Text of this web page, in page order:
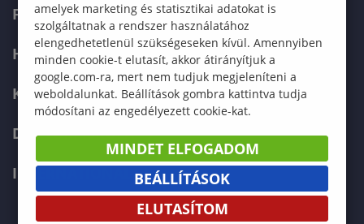
FELVÉTELIZŐKNEK
HALLGATÓKNAK
KÉPZÉSEK
DOKTORI ISKOLA
INTERNATIONAL
amelyek marketing és statisztikai adatokat is
szolgáltatnak a rendszer használatához
elengedhetetlenül szükségeseken kívül. Amennyiben
minden cookie-t elutasít, akkor átirányítjuk a
google.com-ra, mert nem tudjuk megjeleníteni a
weboldalunkat. Beállítások gombra kattintva tudja
módosítani az engedélyezett cookie-kat.
MINDET ELFOGADOM
BEÁLLÍTÁSOK
ELUTASÍTOM